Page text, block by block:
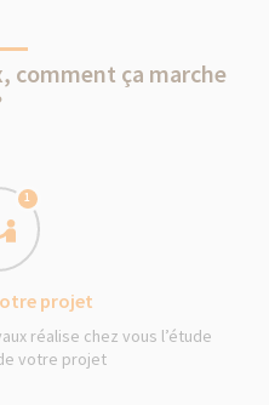
comment ça marche
1
projet
réalise chez vous l’étude
votre projet